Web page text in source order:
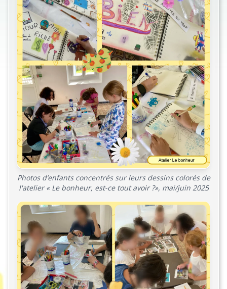
Photos d’enfants concentrés sur leurs dessins colorés de
l'atelier « Le bonheur, est-ce tout avoir ?», mai/juin 2025